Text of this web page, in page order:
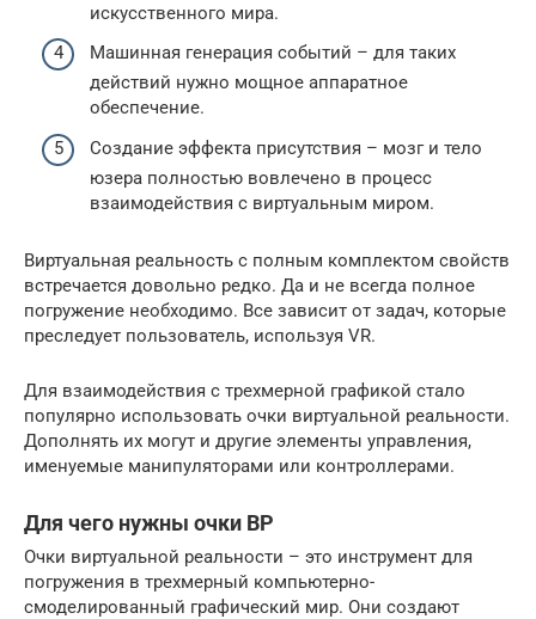
искусственного мира.
Машинная генерация событий – для таких
действий нужно мощное аппаратное
обеспечение.
Создание эффекта присутствия – мозг и тело
юзера полностью вовлечено в процесс
взаимодействия с виртуальным миром.
Виртуальная реальность с полным комплектом свойств
встречается довольно редко. Да и не всегда полное
погружение необходимо. Все зависит от задач, которые
преследует пользователь, используя VR.
Для взаимодействия с трехмерной графикой стало
популярно использовать очки виртуальной реальности.
Дополнять их могут и другие элементы управления,
именуемые манипуляторами или контроллерами.
Для чего нужны очки ВР
Очки виртуальной реальности – это инструмент для
погружения в трехмерный компьютерно-
смоделированный графический мир. Они создают